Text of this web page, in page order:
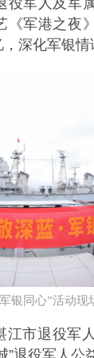
役军人及军
《军港之夜
深化军银情
银同心”活动现
江市退役军
”退役军人公